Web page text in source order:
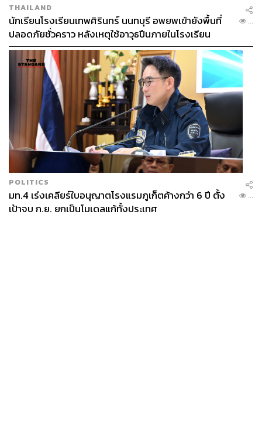
เกี่ยวกับเรื่องนี้ผ่านโครงการ Have You Listened ของเธอมา
โดยตลอด และแทบจะทันทีที่เพจ Facebook ของมูลนิธิ
กระจกเงาได้ชักชวนให้อแมนด้าเข้าร่วมโครงการผู้ป่วยข้าง
ถนน เธอก็ตอบรับลงพื้นที่ทำจริงทันที โดยที่ไม่แคร์ว่าจะต้อง
มีหน่วยงานรัฐมาการันตี นับเป็นทางออกที่ดูสวยสมมง ถูกใจ
แฟนคลับเป็นที่สุด และเมื่อเดินทางไปประกวดที่เวที Miss
Universe ก็มีการปล่อยข่าวโจมตีเรื่องการตอบคำถามว่า เธอ
ขอเลือกผู้นำคอร์รัปชันดีกว่าเลือกคนดี ทั้งที่เจ้าตัวยังเดินทาง
ไม่ถึงกองประกวดเลยด้วยซ้ำ จนอแมนด้าต้องทวีตข้อความ “I
am against corruption in every form” หรือ “ฉันต่อต้านการ
ทุจริตทุกรูปแบบ” เพื่อหยุดกระแสข่าวลือทั้งหมด
THAILAND
นักเรียนโรงเรียนเทพศิรินทร์ นนทบุรี อพยพเข้ายังพื้นที่
ปลอดภัยชั่วคราว หลังเหตุใช้อาวุธปืนภายในโรงเรียน
คลี่คลาย
...
POLITICS
มท.4 เร่งเคลียร์ใบอนุญาตโรงแรมภูเก็ตค้างกว่า 6 ปี ตั้ง
เป้าจบ ก.ย. ยกเป็นโมเดลแก้ทั้งประเทศ
...